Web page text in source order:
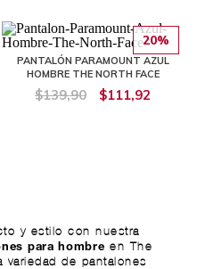
20%
PANTALÓN PARAMOUNT AZUL
HOMBRE THE NORTH FACE
$139,90 $111,92
y estilo con nuestra
para hombre en The
variedad de pantalones